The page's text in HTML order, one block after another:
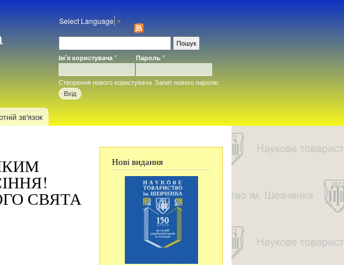
Select Language ▼
Вхід
Ім'я користувача* Пароль*
Створення нового користувача Запит нового паролю
зв'язок
СВЯТА
Нові видання